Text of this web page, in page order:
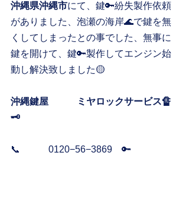
沖縄県沖縄市にて、鍵🔑紛失製作依頼
がありました、泡瀬の海岸🌊で鍵を無
くしてしまったとの事でした、無事に
鍵を開けて、鍵🔑製作してエンジン始
動し解決致しました🟡
沖縄鍵屋　　　ミヤロックサービス🔏
🗝️
📞　　　0120−56−3869    🔑